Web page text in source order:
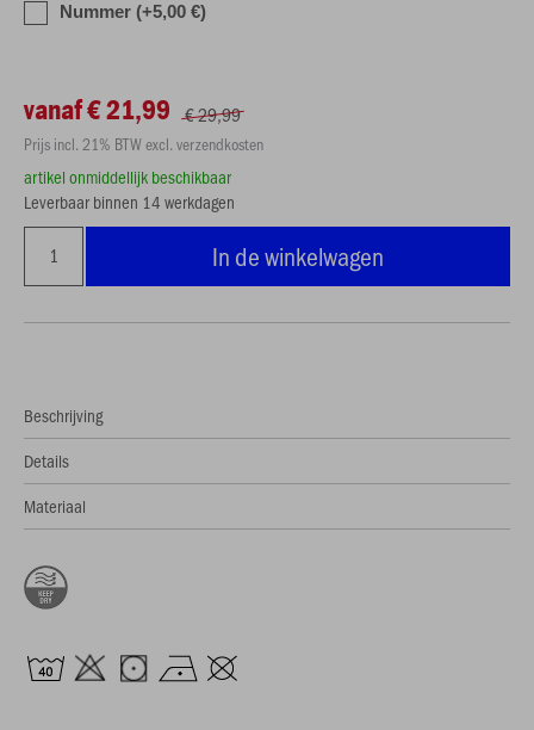
Nummer (+5,00 €)
vanaf € 21,99 € 29,99
Prijs incl. 21% BTW excl. verzendkosten
artikel onmiddellijk beschikbaar
Leverbaar binnen 14 werkdagen
In de winkelwagen
Beschrijving
Details
Materiaal